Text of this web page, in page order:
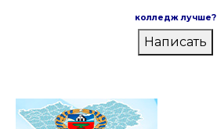
колледж лучше?
Написать